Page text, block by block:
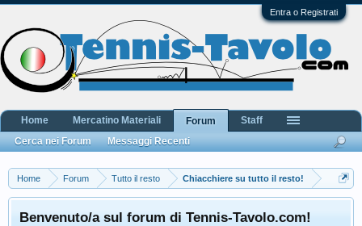
Entra o Registrati
Home Forum Tutto il resto Chiacchiere su tutto il resto!
Benvenuto/a sul forum di Tennis-Tavolo.com!
Home Mercatino Materiali
Forum
Cerca nei Forum
Messaggi Recenti
Staff